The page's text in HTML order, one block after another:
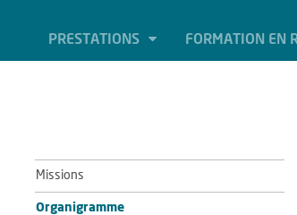
PRESTATIONS FORMATION EN
Missions
Organigramme